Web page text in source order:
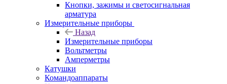
Кнопки, зажимы и светосигнальная
арматура
Измерительные приборы
Назад
Измерительные приборы
Вольтметры
Амперметры
Катушки
Командоаппараты